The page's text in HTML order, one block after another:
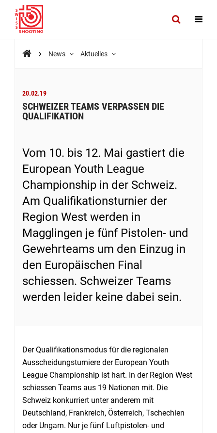
News Aktuelles
20.02.19
SCHWEIZER TEAMS VERPASSEN DIE
QUALIFIKATION
Vom 10. bis 12. Mai gastiert die
European Youth League
Championship in der Schweiz.
Am Qualifikationsturnier der
Region West werden in
Magglingen je fünf Pistolen- und
Gewehrteams um den Einzug in
den Europäischen Final
schiessen. Schweizer Teams
werden leider keine dabei sein.
Der Qualifikationsmodus für die regionalen
Ausscheidungsturniere der European Youth
League Championship ist hart. In der Region West
schiessen Teams aus 19 Nationen mit. Die
Schweiz konkurriert unter anderem mit
Deutschland, Frankreich, Österreich, Tschechien
oder Ungarn. Nur je fünf Luftpistolen- und